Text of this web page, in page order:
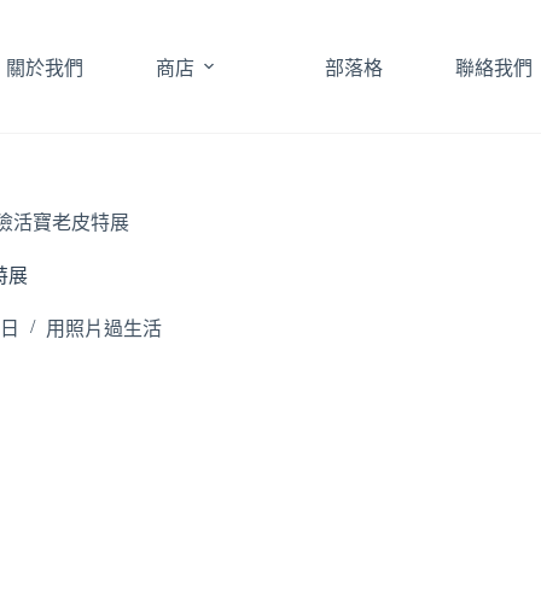
關於我們 商店 部落格 聯絡我們
活寶老皮特展
展
用照片過生活